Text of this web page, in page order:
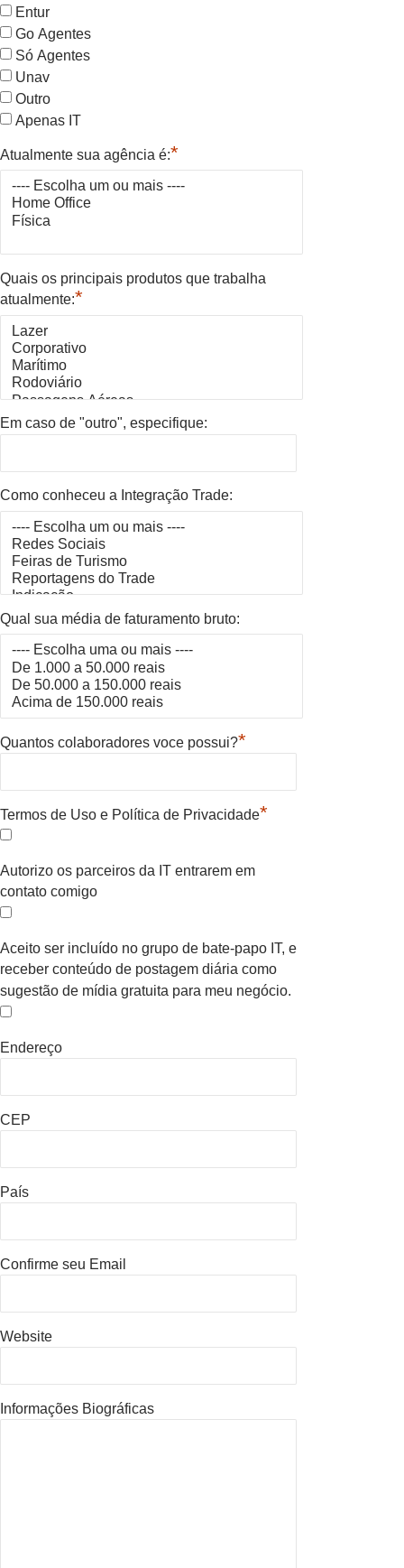
Entur
Go Agentes
Só Agentes
Unav
Outro
Apenas IT
Atualmente sua agência é:*
Quais os principais produtos que trabalha
atualmente:*
Em caso de "outro", especifique:
Como conheceu a Integração Trade:
Qual sua média de faturamento bruto:
Quantos colaboradores voce possui?*
Termos de Uso e Política de Privacidade*
Autorizo os parceiros da IT entrarem em
contato comigo
Aceito ser incluído no grupo de bate-papo IT, e
receber conteúdo de postagem diária como
sugestão de mídia gratuita para meu negócio.
Endereço
CEP
País
Confirme seu Email
Website
Informações Biográficas